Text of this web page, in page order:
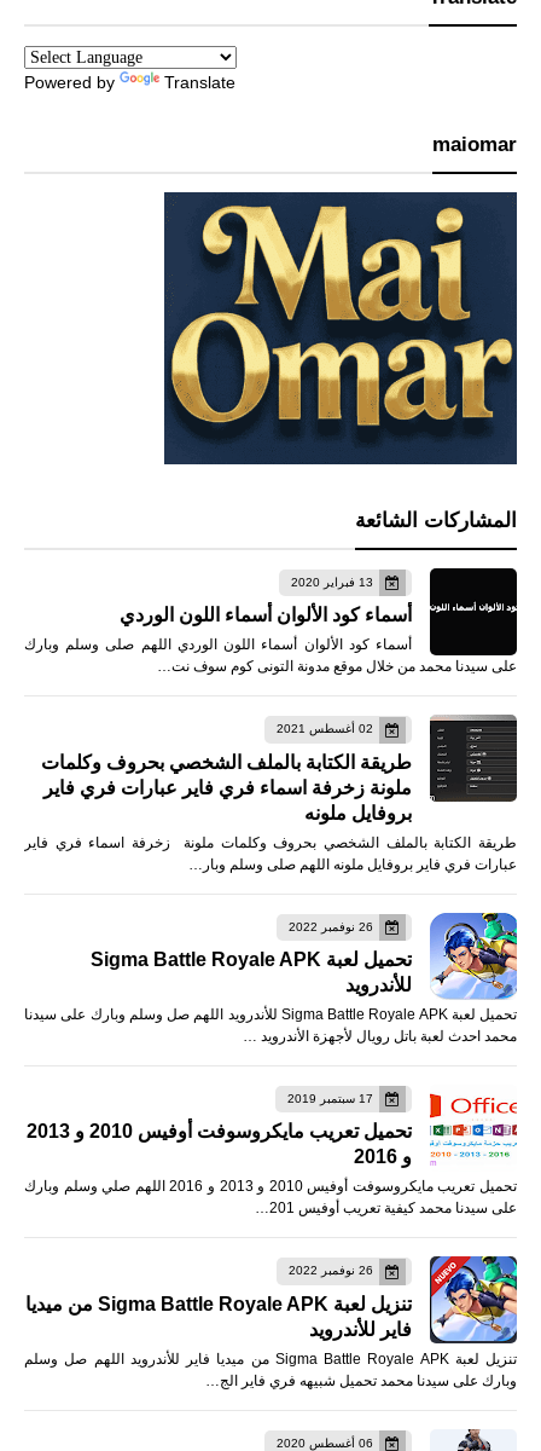
Powered by Translate
maiomar
المشاركات الشائعة
13 فبراير 2020
أسماء كود الألوان أسماء اللون الوردي
أسماء كود الألوان أسماء اللون الوردي اللهم صلى وسلم وبارك
على سيدنا محمد من خلال موقع مدونة التونى كوم سوف نت…
02 أغسطس 2021
طريقة الكتابة بالملف الشخصي بحروف وكلمات
ملونة زخرفة اسماء فري فاير عبارات فري فاير
بروفايل ملونه
طريقة الكتابة بالملف الشخصي بحروف وكلمات ملونة زخرفة اسماء فري فاير
عبارات فري فاير بروفايل ملونه اللهم صلى وسلم وبار…
26 نوفمبر 2022
تحميل لعبة Sigma Battle Royale APK
للأندرويد
تحميل لعبة Sigma Battle Royale APK للأندرويد اللهم صل وسلم وبارك على سيدنا
محمد احدث لعبة باتل رويال لأجهزة الأندرويد …
17 سبتمبر 2019
تحميل تعريب مايكروسوفت أوفيس 2010 و 2013
و 2016
تحميل تعريب مايكروسوفت أوفيس 2010 و 2013 و 2016 اللهم صلي وسلم وبارك
على سيدنا محمد كيفية تعريب أوفيس 201…
26 نوفمبر 2022
تنزيل لعبة Sigma Battle Royale APK من ميديا
فاير للأندرويد
تنزيل لعبة Sigma Battle Royale APK من ميديا فاير للأندرويد اللهم صل وسلم
وبارك على سيدنا محمد تحميل شبيهه فري فاير الج…
06 أغسطس 2020